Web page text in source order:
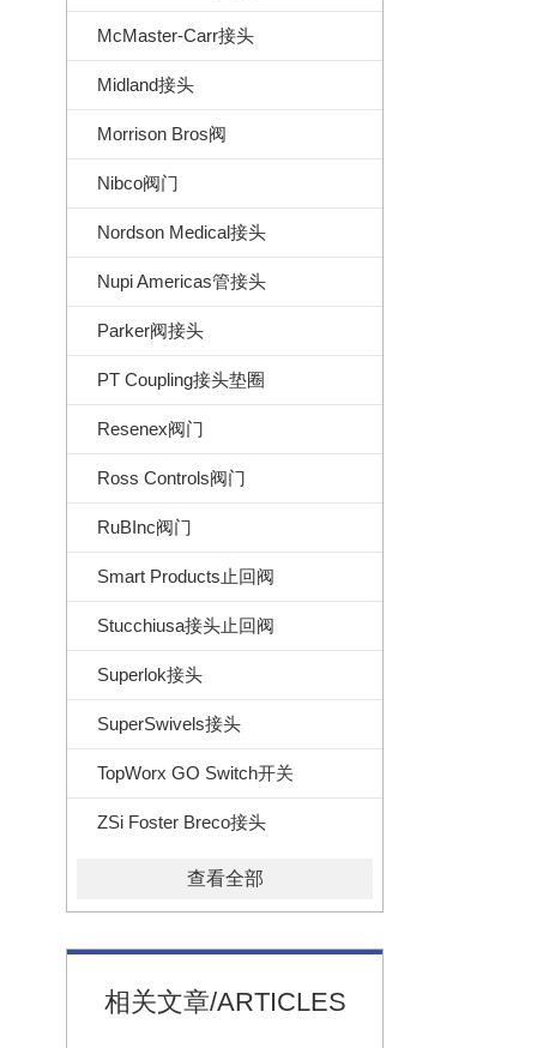
McMaster-Carr接头
Midland接头
Morrison Bros阀
Nibco阀门
Nordson Medical接头
Nupi Americas管接头
Parker阀接头
PT Coupling接头垫圈
Resenex阀门
Ross Controls阀门
RuBInc阀门
Smart Products止回阀
Stucchiusa接头止回阀
Superlok接头
SuperSwivels接头
TopWorx GO Switch开关
ZSi Foster Breco接头
查看全部
相关文章/ARTICLES